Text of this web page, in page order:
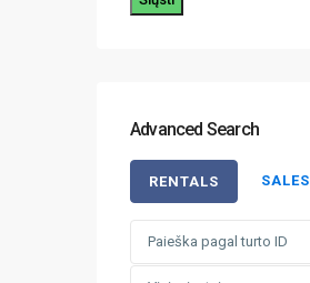
Advanced Search
RENTALS SALES